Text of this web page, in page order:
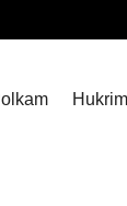
Hukrim